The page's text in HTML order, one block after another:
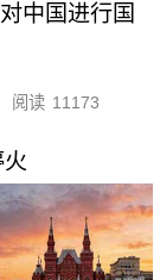
中国进行国
阅读 11173